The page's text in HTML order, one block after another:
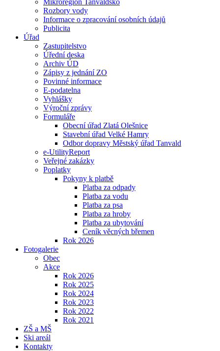
Mikroregion Tanvaldsko
Rozbory vody
Informace o zpracování osobních údajů
Publicita
Úřad
Zastupitelstvo
Úřední deska
Archiv ÚD
Zápisy z jednání ZO
Povinné informace
E-podatelna
Vyhlášky
Výroční zprávy
Formuláře
Obecní úřad Zlatá Olešnice
Stavební úřad Velké Hamry
Odbor dopravy Městský úřad Tanvald
e-UtilityReport
Veřejné zakázky
Poplatky
Pokyny k platbě
Platba za odpady
Platba za vodu
Platba za psa
Platba za hroby
Platba za ubytování
Ceník věcných břemen
Rok 2026
Fotogalerie
Obec
Akce
Rok 2026
Rok 2025
Rok 2024
Rok 2023
Rok 2022
Rok 2021
ZŠ a MŠ
Ski areál
Kontakty